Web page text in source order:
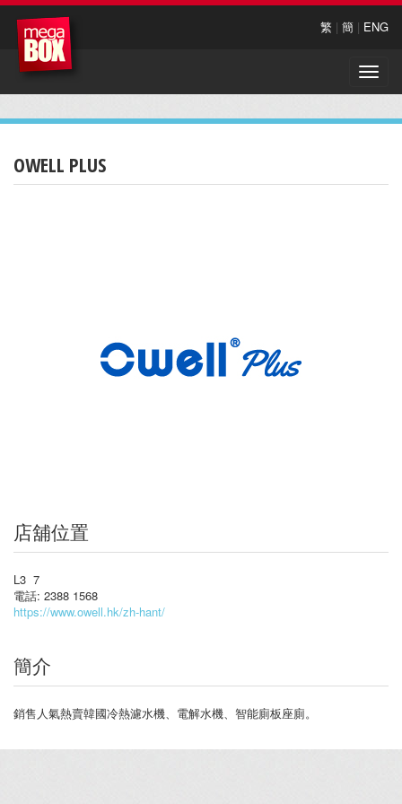
繁 | 簡 | ENG
Toggle
OWELL PLUS
店舖位置
L3 7
電話: 2388 1568
https://www.owell.hk/zh-hant/
簡介
銷售人氣熱賣韓國冷熱濾水機、電解水機、智能廁板座廁。